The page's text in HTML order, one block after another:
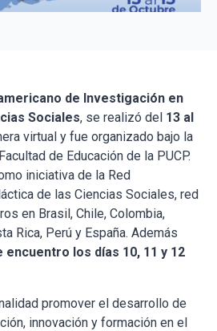
de Investigación en
Sociales, se realizó del 13 al
virtual y fue organizado bajo la
de Educación de la PUCP.
iniciativa de la Red
de las Ciencias Sociales, red
en Brasil, Chile, Colombia,
Rica, Perú y España. Además
los días 10, 11 y 12
promover el desarrollo de
innovación y formación en el